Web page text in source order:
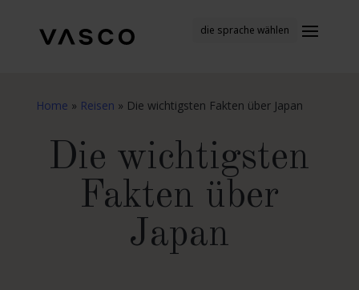
die sprache wählen
Home » Reisen » Die wichtigsten Fakten über Japan
Die wichtigsten
Fakten über
Japan